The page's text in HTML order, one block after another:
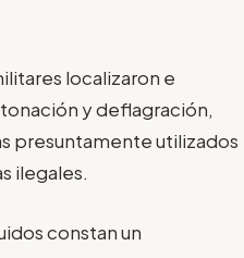
localizaron e
y deflagración,
presuntamente utilizados
ilegales.
constan un